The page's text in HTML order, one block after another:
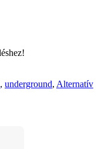
, underground, Alternatív